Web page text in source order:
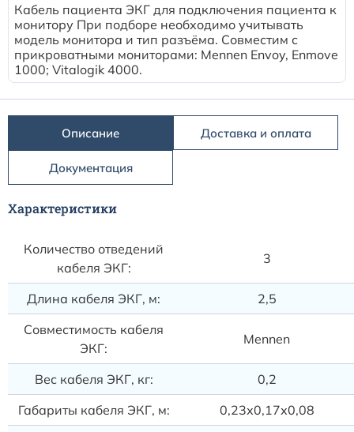
Кабель пациента ЭКГ для подключения пациента к
монитору При подборе необходимо учитывать
модель монитора и тип разъёма. Совместим с
прикроватными мониторами: Mennen Envoy, Enmove
1000; Vitalogik 4000.
Описание Доставка и оплата
Документация
Характеристики
Количество отведений
кабеля ЭКГ:
3
Длина кабеля ЭКГ, м:
2,5
Совместимость кабеля
ЭКГ:
Mennen
Вес кабеля ЭКГ, кг:
0,2
Габариты кабеля ЭКГ, м:
0,23х0,17х0,08
Расходные материалы к аппаратам Philips